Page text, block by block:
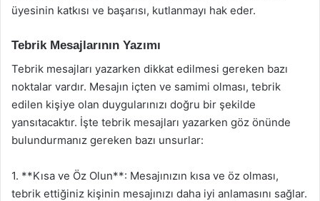
üyesinin katkısı ve başarısı, kutlanmayı hak eder.
Tebrik Mesajlarının Yazımı
Tebrik mesajları yazarken dikkat edilmesi gereken bazı
noktalar vardır. Mesajın içten ve samimi olması, tebrik
edilen kişiye olan duygularınızı doğru bir şekilde
yansıtacaktır. İşte tebrik mesajları yazarken göz önünde
bulundurmanız gereken bazı unsurlar:
1. **Kısa ve Öz Olun**: Mesajınızın kısa ve öz olması,
tebrik ettiğiniz kişinin mesajınızı daha iyi anlamasını sağlar.